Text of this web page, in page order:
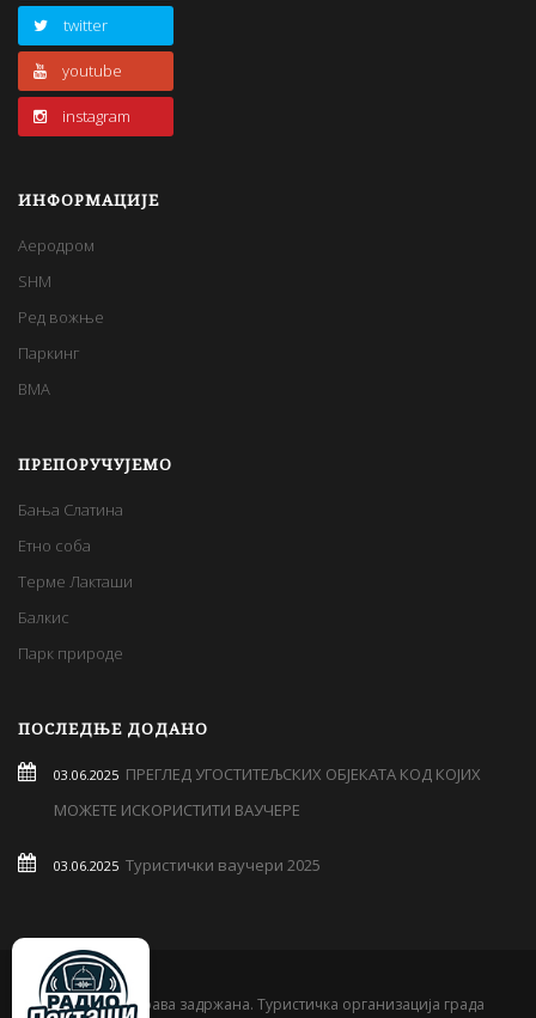
twitter
youtube
instagram
ИНФОРМАЦИЈЕ
Аеродром
SHM
Ред вожње
Паркинг
BMA
ПРЕПОРУЧУЈЕМО
Бања Слатина
Етно соба
Терме Лакташи
Балкис
Парк природе
ПОСЛЕДЊЕ ДОДАНО
03.06.2025 ПРЕГЛЕД УГОСТИТЕЉСКИХ ОБЈЕКАТА КОД КОЈИХ
МОЖЕТЕ ИСКОРИСТИТИ ВАУЧЕРЕ
03.06.2025 Туристички ваучери 2025
© 2019 Сва права задржана. Туристичка организација града